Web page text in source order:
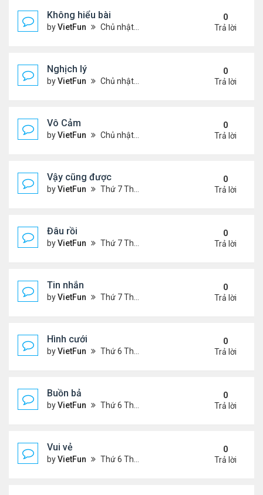
Không hiểu bài
byVietFun Chủ nhật Tháng 11 14, 2021 9:01 pm
0
Trả lời
Nghịch lý
byVietFun Chủ nhật Tháng 11 07, 2021 9:39 pm
0
Trả lời
Vô Cảm
byVietFun Chủ nhật Tháng 11 07, 2021 8:01 pm
0
Trả lời
Vậy cũng được
byVietFun Thứ 7 Tháng 11 06, 2021 2:38 pm
0
Trả lời
Đâu rồi
byVietFun Thứ 7 Tháng 11 06, 2021 2:36 pm
0
Trả lời
Tin nhắn
byVietFun Thứ 7 Tháng 11 06, 2021 9:42 am
0
Trả lời
Hình cưới
byVietFun Thứ 6 Tháng 11 05, 2021 3:15 pm
0
Trả lời
Buồn bả
byVietFun Thứ 6 Tháng 11 05, 2021 3:12 pm
0
Trả lời
Vui vẻ
byVietFun Thứ 6 Tháng 11 05, 2021 3:07 pm
0
Trả lời